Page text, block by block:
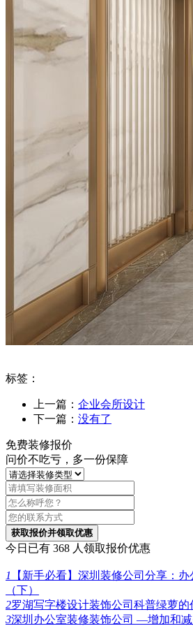
标签：
上一篇： 企业会所设计
下一篇： 没有了
免费装修报价
问价不吃亏，多一份保障
获取报价并领取优惠
今日已有 368 人领取报价优惠
1
【新手必看】深圳装修公司分享：
（下）
2罗湖写字楼设计装饰公司科普绿萝
3深圳办公室装修装饰公司 —增加和